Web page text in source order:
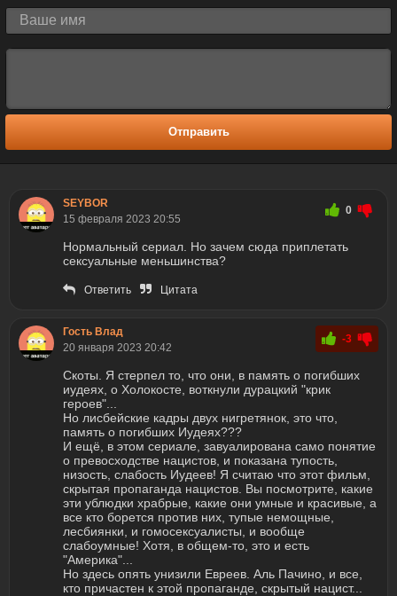
Отправить
SEYBOR
15 февраля 2023 20:55
0
Нормальный сериал. Но зачем сюда приплетать
сексуальные меньшинства?
Ответить Цитата
Гость Влад
20 января 2023 20:42
-3
Скоты. Я стерпел то, что они, в память о погибших
иудеях, о Холокосте, воткнули дурацкий "крик
героев"...
Но лисбейские кадры двух нигретянок, это что,
память о погибших Иудеях???
И ещё, в этом сериале, завуалирована само понятие
о превосходстве нацистов, и показана тупость,
низость, слабость Иудеев! Я считаю что этот фильм,
скрытая пропаганда нацистов. Вы посмотрите, какие
эти ублюдки храбрые, какие они умные и красивые, а
все кто борется против них, тупые немощные,
лесбиянки, и гомосексуалисты, и вообще
слабоумные! Хотя, в общем-то, это и есть
"Америка"...
Но здесь опять унизили Евреев. Аль Пачино, и все,
кто причастен к этой пропаганде, скрытый нацист...